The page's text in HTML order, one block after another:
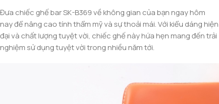
Đưa chiếc ghế bar SK-B369 về không gian của bạn ngay hôm
nay để nâng cao tính thẩm mỹ và sự thoải mái. Với kiểu dáng hiện
đại và chất lượng tuyệt vời, chiếc ghế này hứa hẹn mang đến trải
nghiệm sử dụng tuyệt vời trong nhiều năm tới.